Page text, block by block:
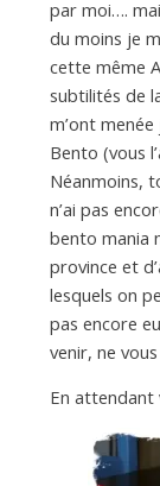
par moi….
du moins je
cette même
subtilités de
m’ont menée
Bento (vous
Néanmoins,
n’ai pas
bento mania
province et
lesquels on
pas encore
venir, ne
En attendant